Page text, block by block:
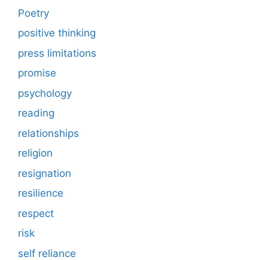
Poetry
positive thinking
press limitations
promise
psychology
reading
relationships
religion
resignation
resilience
respect
risk
self reliance